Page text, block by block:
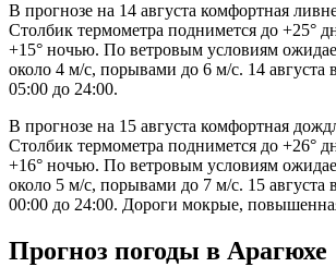
В прогнозе на 14 августа комфортная
Столбик термометра поднимется до +25°
+15° ночью. По ветровым условиям
около 4 м/с, порывами до 6 м/с. 14 августа
05:00 до 24:00.
В прогнозе на 15 августа комфортная
Столбик термометра поднимется до +26°
+16° ночью. По ветровым условиям
около 5 м/с, порывами до 7 м/с. 15 августа
00:00 до 24:00. Дороги мокрые,
Прогноз погоды в Арагюхе